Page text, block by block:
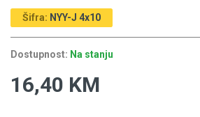
Šifra: NYY-J 4x10
Dostupnost: Na stanju
16,40 KM